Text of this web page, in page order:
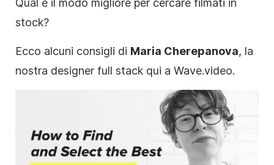
Qual è il modo migliore per cercare filmati in
stock?
Ecco alcuni consigli di Maria Cherepanova, la
nostra designer full stack qui a Wave.video.